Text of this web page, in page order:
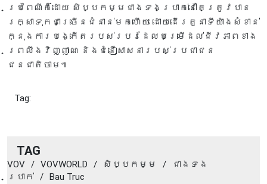
ប្រពៃណីក៏ដោយ សិប្បកម្មជាងទងប្រាក់នៅតែត្រូវបាន
រក្សាទុកជាច្រើនជំនាន់មកហើយ ដោយដើរតួនាទីយ៉ាងសំខាន់
ក្នុងការបង្កើតរបស់របរដែលបម្រើដល់ជីវភាពខាង
ព្រលឹងវិញ្ញាណ និងជំនឿសាសនារបស់ប្រជាជន
ជនជាតិចាម៕
Tag:
TAG
VOV / VOVWORLD / សិប្បកម្ម /
ជាងទង
ប្រាក់ / Bau Truc